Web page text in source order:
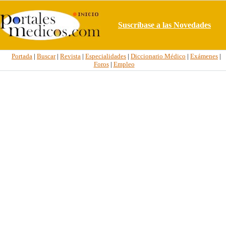
Suscríbase a las Novedades
Portada | Buscar| Revista | Especialidades | Diccionario Médico | Exámenes |
Foros| Empleo